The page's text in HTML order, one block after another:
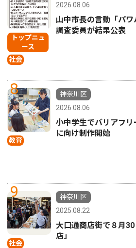
トップニュ
ース
社会
2026.08.06
山中市長の言動「パ
調査委員が結果公表
8
教育
神奈川区
2026.08.06
小中学生でバリアフ
に向け制作開始
9
社会
神奈川区
2025.08.22
大口通商店街で８月
店」